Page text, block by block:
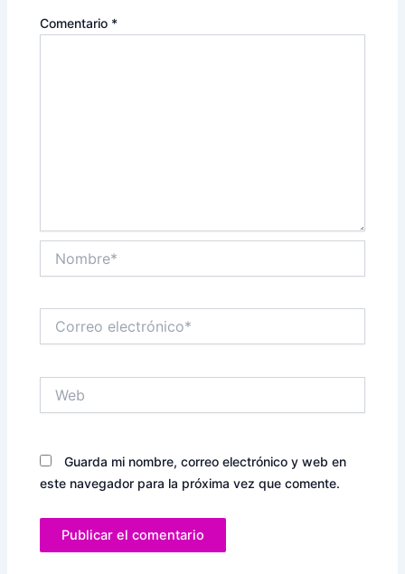
Comentario *
electrónico*
Guarda mi nombre, correo electrónico y web en
este navegador para la próxima vez que comente.